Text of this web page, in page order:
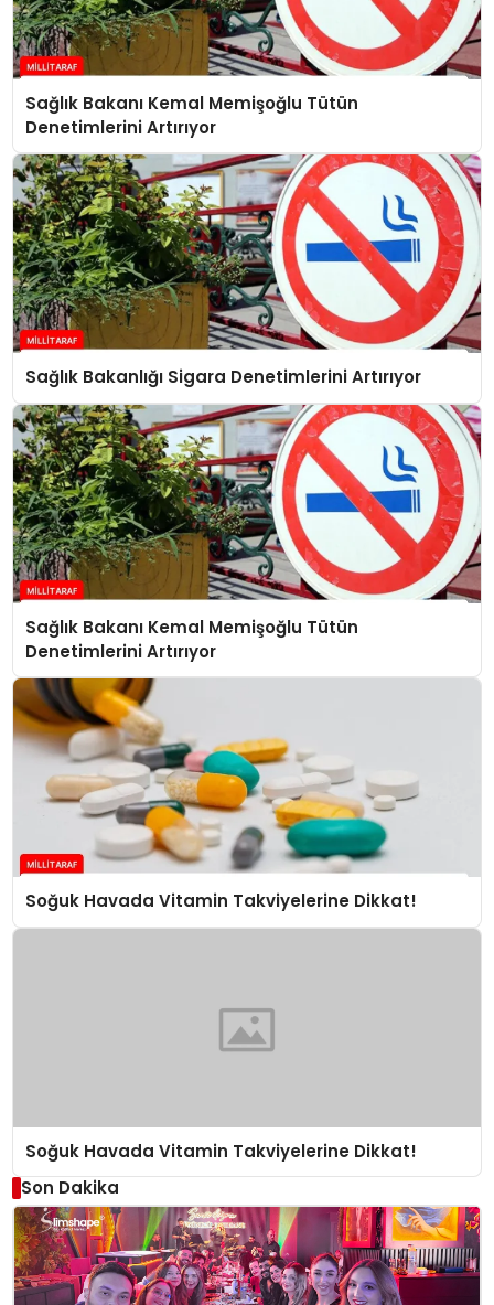
Sağlık Bakanı Kemal Memişoğlu Tütün
Denetimlerini Artırıyor
Sağlık Bakanlığı Sigara Denetimlerini Artırıyor
Sağlık Bakanı Kemal Memişoğlu Tütün
Denetimlerini Artırıyor
Soğuk Havada Vitamin Takviyelerine Dikkat!
Soğuk Havada Vitamin Takviyelerine Dikkat!
Son Dakika